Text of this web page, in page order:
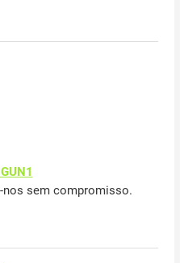
nos sem compromisso.